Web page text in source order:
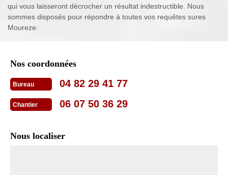
qui vous laisseront décrocher un résultat indestructible. Nous
sommes disposés pour répondre à toutes vos requêtes sures
Moureze.
Nos coordonnées
Bureau 04 82 29 41 77
Chantier 06 07 50 36 29
Nous localiser